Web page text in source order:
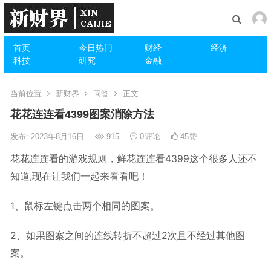
首页 今日热门 财经
经济
科技
研究 金融
当前位置 新财界 问答 正文
花花连连看4399图案消除方法
发布: 2023年8月16日 915 0评论 45赞
花花连连看的游戏规则，鲜花连连看4399这个很多人还不
知道,现在让我们一起来看看吧！
1、鼠标左键点击两个相同的图案。
2、如果图案之间的连线转折不超过2次且不经过其他图
案。